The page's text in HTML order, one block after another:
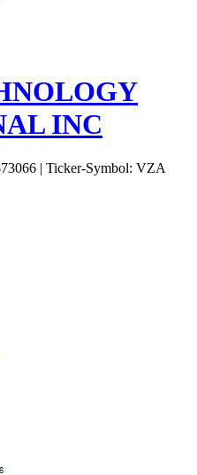
INC
| Ticker-Symbol: VZA